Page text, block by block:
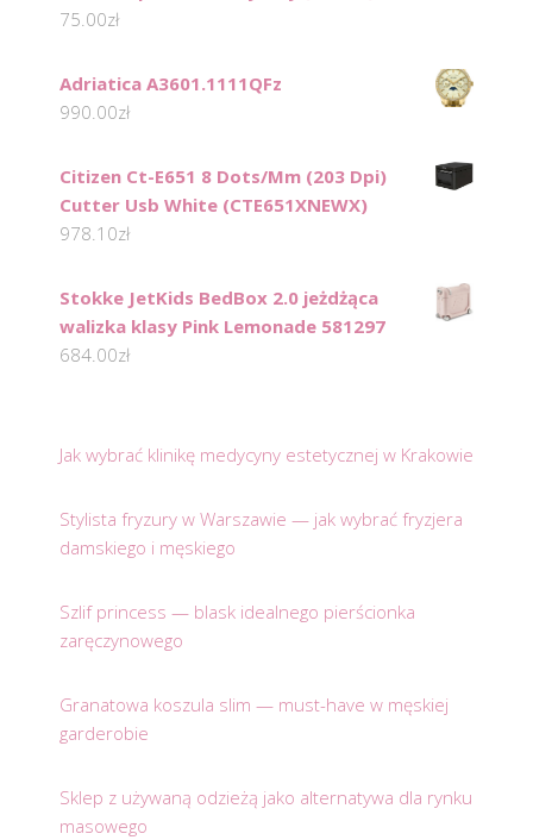
75.00zł
Adriatica A3601.1111QFz
990.00zł
Citizen Ct-E651 8 Dots/Mm (203 Dpi)
Cutter Usb White (CTE651XNEWX)
978.10zł
Stokke JetKids BedBox 2.0 jeżdżąca
walizka klasy Pink Lemonade 581297
684.00zł
Jak wybrać klinikę medycyny estetycznej w Krakowie
Stylista fryzury w Warszawie — jak wybrać fryzjera
damskiego i męskiego
Szlif princess — blask idealnego pierścionka
zaręczynowego
Granatowa koszula slim — must-have w męskiej
garderobie
Sklep z używaną odzieżą jako alternatywa dla rynku
masowego